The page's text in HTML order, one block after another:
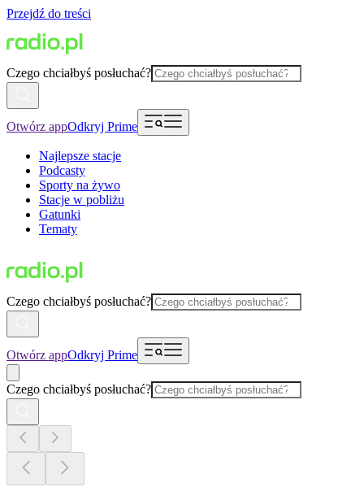
Przejdź do treści
Czego chciałbyś posłuchać?
Otwórz appOdkryj Prime
Najlepsze stacje
Podcasty
Sporty na żywo
Stacje w pobliżu
Gatunki
Tematy
Czego chciałbyś posłuchać?
Otwórz appOdkryj Prime
Czego chciałbyś posłuchać?